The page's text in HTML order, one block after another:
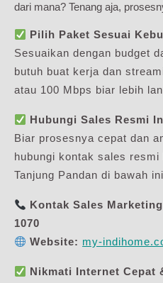
dari mana? Tenang aja,
Pilih Paket Sesuai
Sesuaikan dengan budget
butuh buat kerja dan
atau 100 Mbps biar lebih
Hubungi Sales Resmi
Biar prosesnya cepat dan
hubungi kontak sales resmi
Tanjung Pandan di bawah
Kontak Sales
1070
Website: my-
Nikmati Internet Cepat